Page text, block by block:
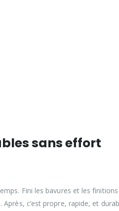
sans effort
Fini les bavures et les
c’est propre, rapide, et